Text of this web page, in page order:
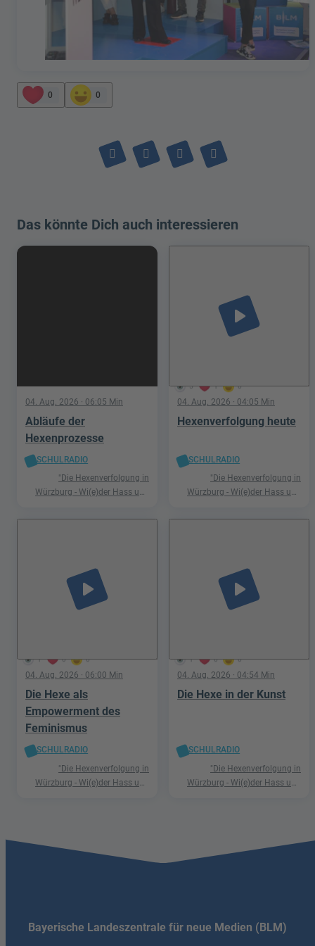
0 0
Das könnte Dich auch interessieren
04. Aug. 2026 · 06:05 Min
Abläufe der
Hexenprozesse
SCHULRADIO
"Die Hexenverfolgung in
Würzburg - Wi(e)der Hass und
5 1 0
play_arrow
04. Aug. 2026 · 04:05 Min
Hexenverfolgung heute
SCHULRADIO
"Die Hexenverfolgung in
Würzburg - Wi(e)der Hass und
1 0 0
play_arrow
04. Aug. 2026 · 06:00 Min
Die Hexe als
Empowerment des
Feminismus
SCHULRADIO
"Die Hexenverfolgung in
Würzburg - Wi(e)der Hass und
1 0 0
play_arrow
04. Aug. 2026 · 04:54 Min
Die Hexe in der Kunst
SCHULRADIO
"Die Hexenverfolgung in
Würzburg - Wi(e)der Hass und
Bayerische Landeszentrale für neue Medien (BLM)